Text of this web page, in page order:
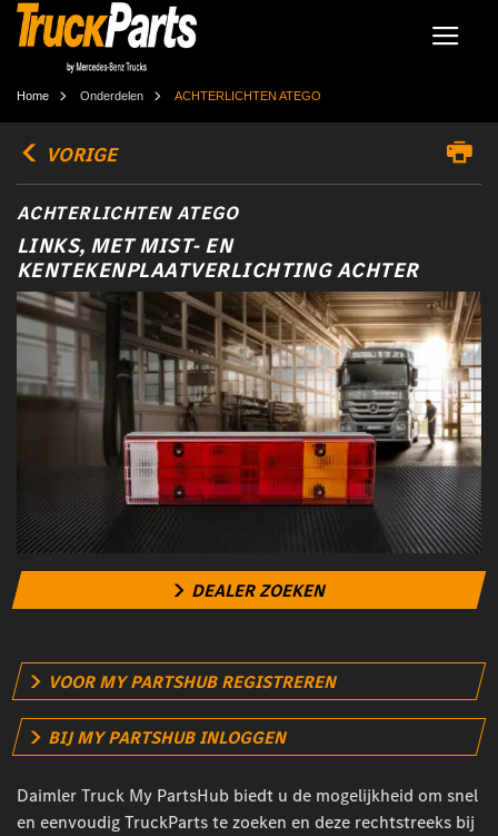
Home Onderdelen ACHTERLICHTEN ATEGO
VORIGE
ACHTERLICHTEN ATEGO
LINKS, MET MIST- EN
KENTEKENPLAATVERLICHTING ACHTER
DEALER ZOEKEN
VOOR MY PARTSHUB REGISTREREN
BIJ MY PARTSHUB INLOGGEN
Daimler Truck My PartsHub biedt u de mogelijkheid om snel
en eenvoudig TruckParts te zoeken en deze rechtstreeks bij